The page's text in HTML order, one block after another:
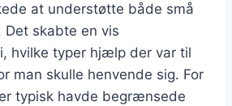
at understøtte både små
Det skabte en vis
hvilke typer hjælp der var til
man skulle henvende sig. For
typisk havde begrænsede